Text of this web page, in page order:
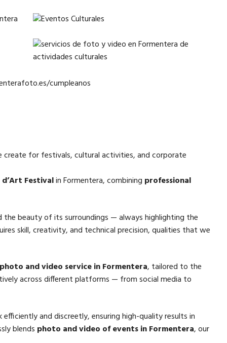
cumpleanos
for festivals, cultural activities, and corporate
Festivalin Formentera, combining professional
beauty of its surroundings — always highlighting the
skill, creativity, and technical precision, qualities that we
photo and video service in Formentera, tailored to the
across different platforms — from social media to
and discreetly, ensuring high-quality results in
blends photo and video of events in Formentera, our